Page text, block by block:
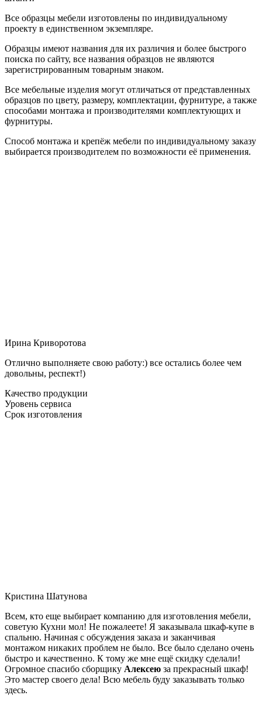
Все образцы мебели изготовлены по индивидуальному
проекту в единственном экземпляре.
Образцы имеют названия для их различия и более быстрого
поиска по сайту, все названия образцов не являются
зарегистрированным товарным знаком.
Все мебельные изделия могут отличаться от представленных
образцов по цвету, размеру, комплектации, фурнитуре, а также
способами монтажа и производителями комплектующих и
фурнитуры.
Способ монтажа и крепёж мебели по индивидуальному заказу
выбирается производителем по возможности её применения.
Ирина Криворотова
Отлично выполняете свою работу:) все остались более чем
довольны, респект!)
Качество продукции
Уровень сервиса
Срок изготовления
Кристина Шатунова
Всем, кто еще выбирает компанию для изготовления мебели,
советую Кухни мол! Не пожалеете! Я заказывала шкаф-купе в
спальню. Начиная с обсуждения заказа и заканчивая
монтажом никаких проблем не было. Все было сделано очень
быстро и качественно. К тому же мне ещё скидку сделали!
Огромное спасибо сборщику Алексею за прекрасный шкаф!
Это мастер своего дела! Всю мебель буду заказывать только
здесь.